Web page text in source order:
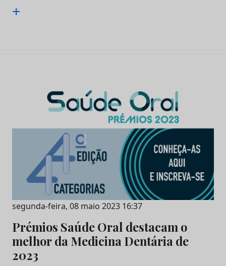
+
segunda-feira, 08 maio 2023 16:37
Prémios Saúde Oral destacam o
melhor da Medicina Dentária de
2023